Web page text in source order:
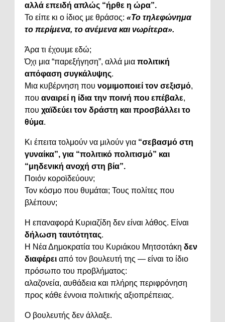
αλλά επειδή απλώς “ήρθε η ώρα”.
Το είπε κι ο ίδιος με θράσος: «Το τηλεφώνημα
το περίμενα, το ανέμενα και νωρίτερα».
Άρα τι έχουμε εδώ;
Όχι μια “παρεξήγηση”, αλλά μια πολιτική
απόφαση συγκάλυψης.
Μια κυβέρνηση που νομιμοποιεί τον σεξισμό,
που αναιρεί η ίδια την ποινή που επέβαλε,
που χαϊδεύει τον δράστη και προσβάλλει το
θύμα.
Κι έπειτα τολμούν να μιλούν για “σεβασμό στη
γυναίκα”, για “πολιτικό πολιτισμό” και
“μηδενική ανοχή στη βία”.
Ποιόν κοροϊδεύουν;
Τον κόσμο που θυμάται; Τους πολίτες που
βλέπουν;
Η επαναφορά Κυριαζίδη δεν είναι λάθος. Είναι
δήλωση ταυτότητας.
Η Νέα Δημοκρατία του Κυριάκου Μητσοτάκη δεν
διαφέρει από τον βουλευτή της — είναι το ίδιο
πρόσωπο του προβλήματος:
αλαζονεία, αυθάδεια και πλήρης περιφρόνηση
προς κάθε έννοια πολιτικής αξιοπρέπειας.
Ο βουλευτής δεν άλλαξε.